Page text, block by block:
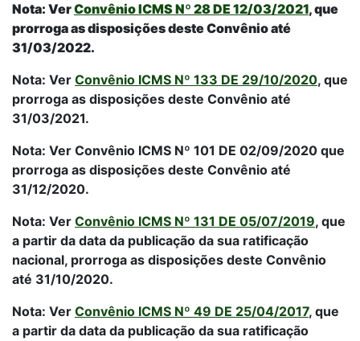
Nota: VerConvênio ICMS Nº 28 DE 12/03/2021, que
prorroga as disposições deste Convênio até
31/03/2022.
Nota: Ver Convênio ICMS Nº 133 DE 29/10/2020, que
prorroga as disposições deste Convênio até
31/03/2021.
Nota: Ver Convênio ICMS Nº 101 DE 02/09/2020 que
prorroga as disposições deste Convênio até
31/12/2020.
Nota: Ver Convênio ICMS Nº 131 DE 05/07/2019, que
a partir da data da publicação da sua ratificação
nacional, prorroga as disposições deste Convênio
até 31/10/2020.
Nota: Ver Convênio ICMS Nº 49 DE 25/04/2017, que
a partir da data da publicação da sua ratificação